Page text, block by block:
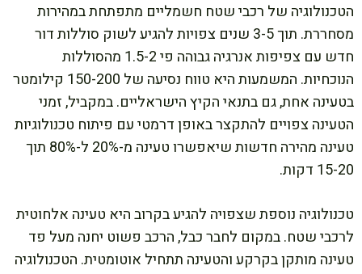
הטכנולוגיה של רכבי שטח חשמליים מתפתחת במהירות
מסחררת. תוך 3-5 שנים צפויות להגיע לשוק סוללות דור
חדש עם צפיפות אנרגיה גבוהה פי 1.5-2 מהסוללות
הנוכחיות. המשמעות היא טווח נסיעה של 150-200 קילומטר
בטעינה אחת, גם בתנאי הקיץ הישראליים. במקביל, זמני
הטעינה צפויים להתקצר באופן דרמטי עם פיתוח טכנולוגיות
טעינה מהירה חדשות שיאפשרו טעינה מ-20% ל-80% תוך
15-20 דקות.
טכנולוגיה נוספת שצפויה להגיע בקרוב היא טעינה אלחוטית
לרכבי שטח. במקום לחבר כבל, הרכב פשוט יחנה מעל פד
טעינה מותקן בקרקע והטעינה תתחיל אוטומטית. הטכנולוגיה